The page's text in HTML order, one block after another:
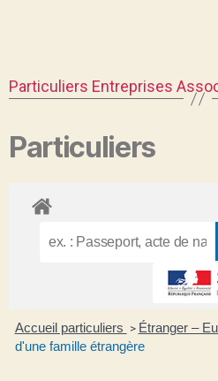
Particuliers Entreprises
Particuliers
Accueil particuliers > Étranger –
d'une famille étrangère